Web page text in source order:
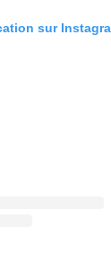
sur